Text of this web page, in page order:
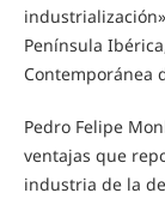
Península
Contemporánea
Pedro Felipe
ventajas que
industria de la